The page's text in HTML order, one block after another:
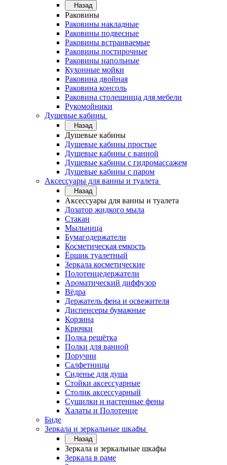
Назад
Раковины
Раковины накладные
Раковины подвесные
Раковины встраиваемые
Раковины постирочные
Раковины напольные
Кухонные мойки
Раковина двойная
Раковина консоль
Раковина столешница для мебели
Рукомойники
Душевые кабины
Назад
Душевые кабины
Душевые кабины простые
Душевые кабины с ванной
Душевые кабины с гидромассажем
Душевые кабины с паром
Аксессуары для ванны и туалета
Назад
Аксессуары для ванны и туалета
Дозатор жидкого мыла
Стакан
Мыльница
Бумагодержатели
Косметическая емкость
Ёршик туалетный
Зеркала косметические
Полотенцедержатели
Ароматический диффузор
Вёдра
Держатель фена и освежителя
Диспенсеры бумажные
Корзина
Крючки
Полка решётка
Полки для ванной
Поручни
Салфетницы
Сиденье для душа
Стойки аксессуарные
Столик аксессуарный
Сушилки и настенные фены
Халаты и Полотенце
Биде
Зеркала и зеркальные шкафы
Назад
Зеркала и зеркальные шкафы
Зеркала в раме